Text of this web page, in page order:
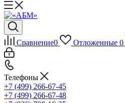
Сравнение0 Отложенные 0
Телефоны
+7 (499) 266-67-45
+7 (499) 266-67-48